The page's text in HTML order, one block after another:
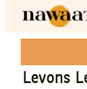
Levons